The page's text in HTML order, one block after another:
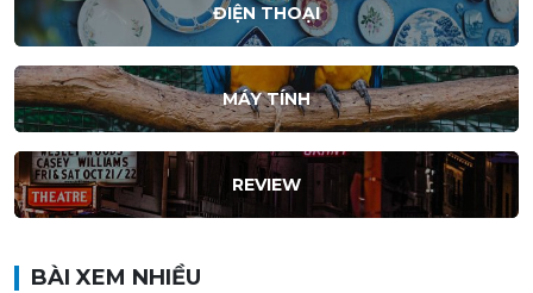
ĐIỆN THOẠI
MÁY TÍNH
REVIEW
BÀI XEM NHIỀU